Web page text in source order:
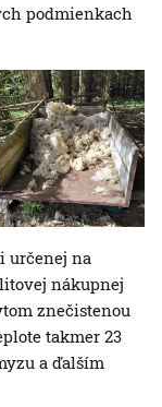
podmienkach
určenej na
nákupnej
znečistenou
takmer 23
a ďalším